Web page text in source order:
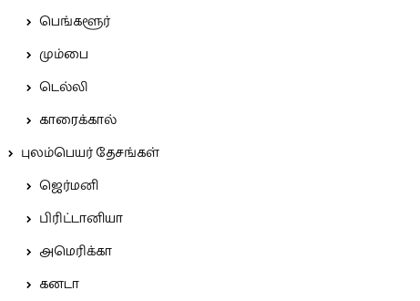
பெங்களூர்
மும்பை
டெல்லி
காரைக்கால்
புலம்பெயர் தேசங்கள்
ஜெர்மனி
பிரிட்டானியா
அமெரிக்கா
கனடா